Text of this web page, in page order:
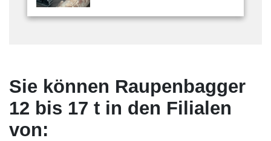
Sie können Raupenbagger
12 bis 17 t in den Filialen
von: